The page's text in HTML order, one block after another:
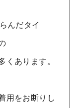
んだタイ
くあります。
用をお断りし